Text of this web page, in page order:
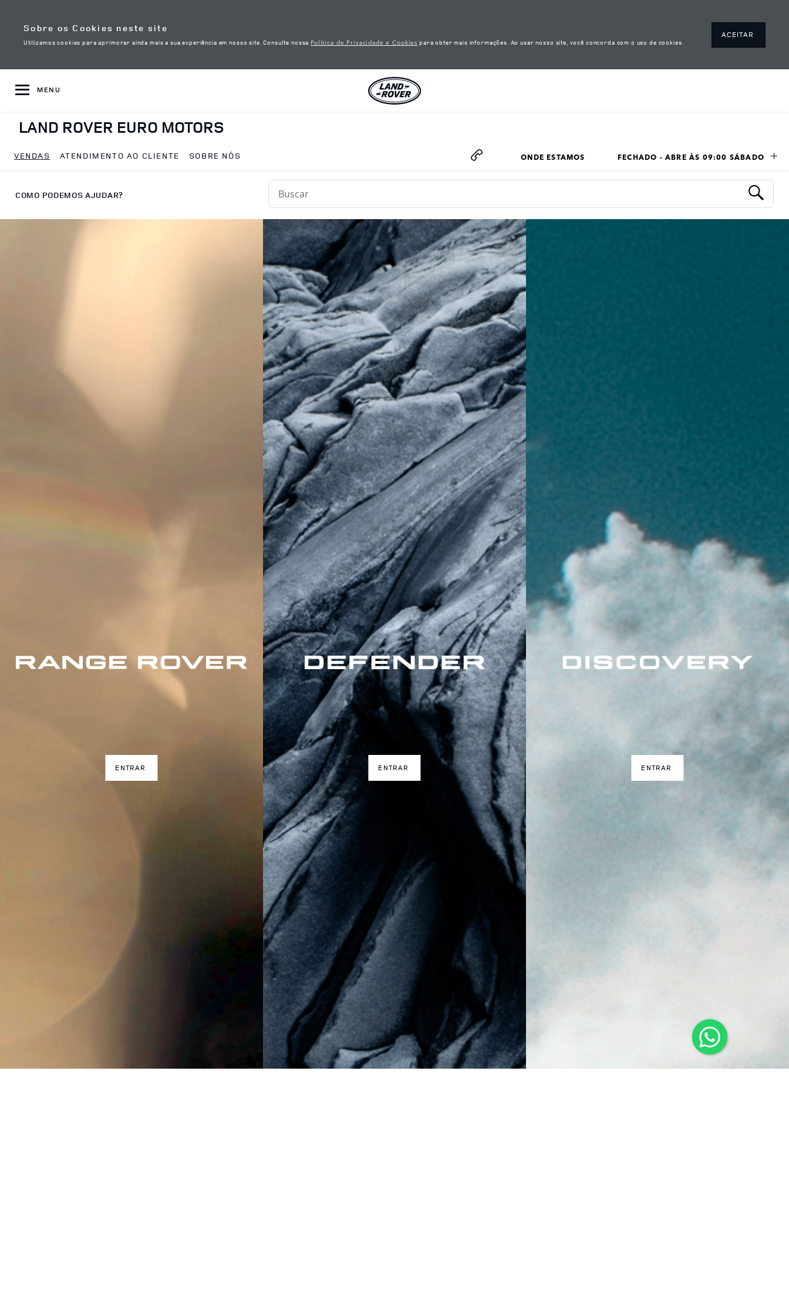
Sobre os Cookies neste site
Utilizamos cookies para aprimorar ainda mais a sua experiência em nosso site. Consulte nossa Política de Privacidade e Cookies para obter mais informações. Ao usar nosso site, você concorda com o uso de cookies.
ACEITAR
MENU
LAND ROVER EURO MOTORS
FECHADO - ABRE ÀS 09:00 SÁBADO
ONDE ESTAMOSLINK OPENS IN NEW TAB
VENDAS ATENDIMENTO AO CLIENTE SOBRE NÓS
COMO PODEMOS AJUDAR?
Conduct a search
Submit
ENTRAR ENTRAR ENTRAR